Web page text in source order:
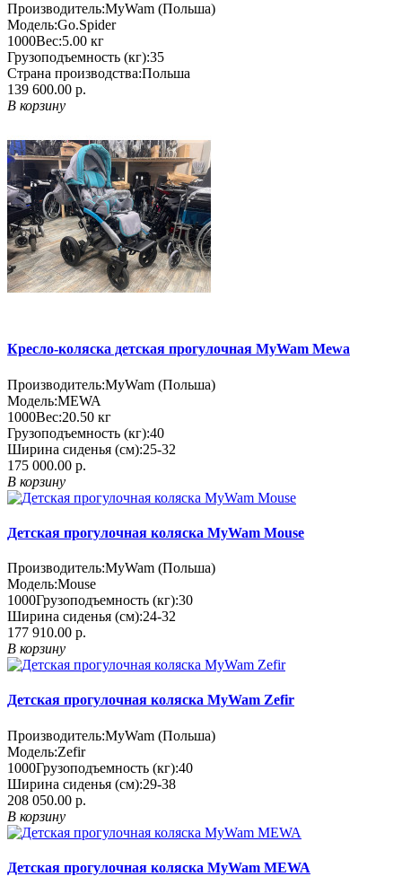
Производитель:MyWam (Польша)
Модель:Go.Spider
1000Вес:5.00 кг
Грузоподъемность (кг):35
Страна производства:Польша
139 600.00 р.
В корзину
Кресло-коляска детская прогулочная MyWam Mewa
Производитель:MyWam (Польша)
Модель:MEWA
1000Вес:20.50 кг
Грузоподъемность (кг):40
Ширина сиденья (см):25-32
175 000.00 р.
В корзину
Детская прогулочная коляска MyWam Mouse
Производитель:MyWam (Польша)
Модель:Mouse
1000Грузоподъемность (кг):30
Ширина сиденья (см):24-32
177 910.00 р.
В корзину
Детская прогулочная коляска MyWam Zefir
Производитель:MyWam (Польша)
Модель:Zefir
1000Грузоподъемность (кг):40
Ширина сиденья (см):29-38
208 050.00 р.
В корзину
Детская прогулочная коляска MyWam MEWA